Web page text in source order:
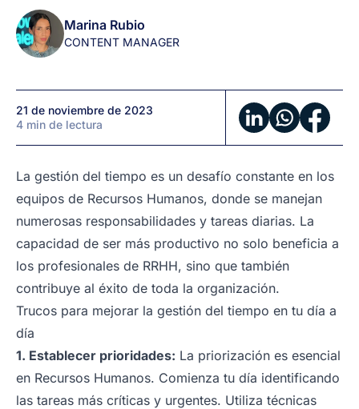
ser
más
productivo?
Marina Rubio
CONTENT MANAGER
21 de noviembre de 2023
4 min de lectura
La gestión del tiempo es un desafío constante en los
equipos de Recursos Humanos, donde se manejan
numerosas responsabilidades y tareas diarias. La
capacidad de ser más productivo no solo beneficia a
los profesionales de RRHH, sino que también
contribuye al éxito de toda la organización.
Trucos para mejorar la gestión del tiempo en tu día a
día
1. Establecer prioridades: La priorización es esencial
en Recursos Humanos. Comienza tu día identificando
las tareas más críticas y urgentes. Utiliza técnicas